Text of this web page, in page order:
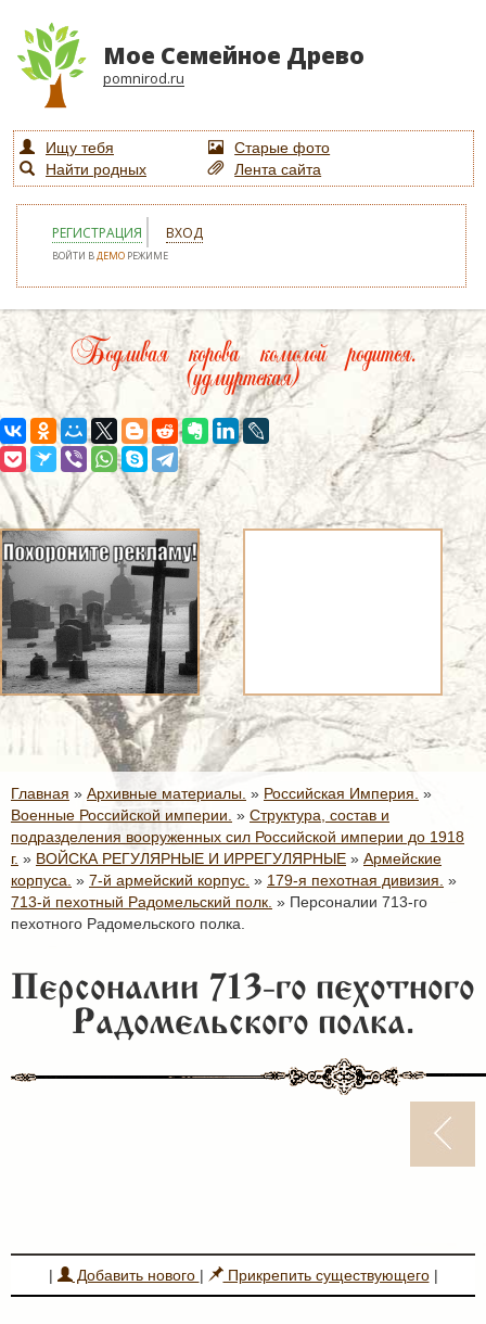
Мое Семейное Древо
pomnirod.ru
Ищу тебя
Старые фото
Найти родных
Лента сайта
РЕГИСТРАЦИЯ ВХОД
ВОЙТИ ВДЕМО РЕЖИМЕ
Бодливая корова комолой родится.
(удмуртская)
Главная » Архивные материалы. » Российская Империя. »
Военные Российской империи. » Структура, состав и
подразделения вооруженных сил Российской империи до 1918
г. » ВОЙСКА РЕГУЛЯРНЫЕ И ИРРЕГУЛЯРНЫЕ » Армейские
корпуса. » 7-й армейский корпус. » 179-я пехотная дивизия. »
713-й пехотный Радомельский полк. » Персоналии 713-го
пехотного Радомельского полка.
Персоналии 713-го пехотного
Радомельского полка.
| Добавить нового | Прикрепить существующего|